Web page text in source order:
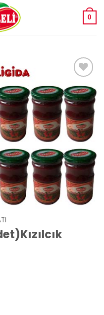
0
Add to
wishlist